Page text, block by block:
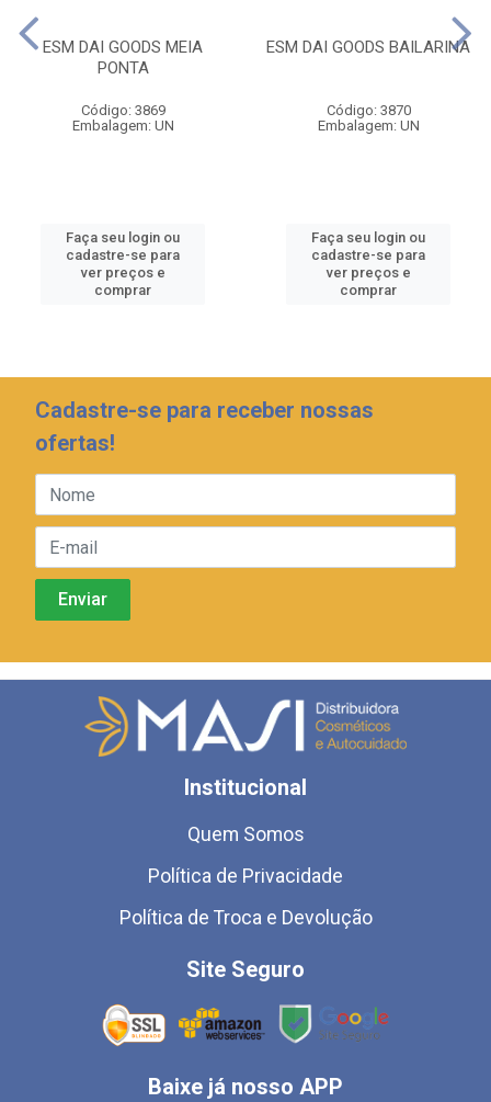
ESM DAI GOODS MEIA
PONTA
Código: 3869
Embalagem: UN
Faça seu login ou
cadastre-se para
ver preços e
comprar
ESM DAI GOODS BAILARINA
Código: 3870
Embalagem: UN
Faça seu login ou
cadastre-se para
ver preços e
comprar
Cadastre-se para receber nossas
ofertas!
Institucional
Quem Somos
Política de Privacidade
Política de Troca e Devolução
Site Seguro
Baixe já nosso APP